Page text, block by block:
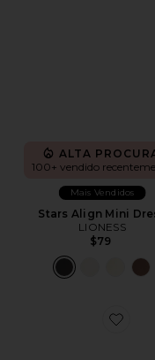
ALTA
100+ vendido
Mais Vendidos
Stars Align Mini
LIONESS
$79